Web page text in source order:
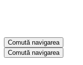
Comută navigarea
Comută navigarea